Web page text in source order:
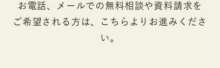
お電話、メールでの無料相談や資料請求を
ご希望される方は、こちらよりお進みくださ
い。